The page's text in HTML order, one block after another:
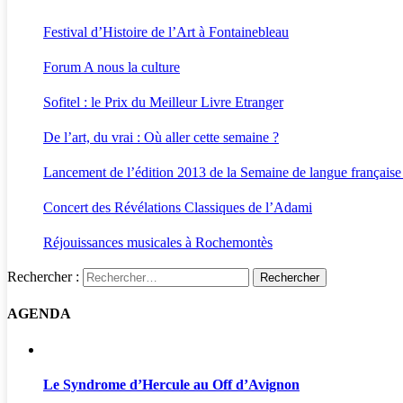
Festival d’Histoire de l’Art à Fontainebleau
Forum A nous la culture
Sofitel : le Prix du Meilleur Livre Etranger
De l’art, du vrai : Où aller cette semaine ?
Lancement de l’édition 2013 de la Semaine de langue
Concert des Révélations Classiques de l’Adami
Réjouissances musicales à Rochemontès
Rechercher :
AGENDA
Le Syndrome d’Hercule au Off d’Avignon